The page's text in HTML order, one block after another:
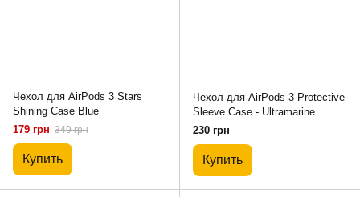
Чехол для AirPods 3 Stars
Shining Case Blue
179 грн 349 грн
Купить
Чехол для AirPods 3 Protective
Sleeve Case - Ultramarine
230 грн
Купить